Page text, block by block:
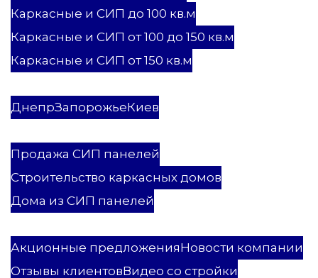
Каркасные и СИП до 100 кв.м
Каркасные и СИП от 100 до 150 кв.м
Каркасные и СИП от 150 кв.м
ДнепрЗапорожьеКиев
Продажа СИП панелей
Строительство каркасных домов
Дома из СИП панелей
Акционные предложенияНовости компании
Отзывы клиентовВидео со стройки